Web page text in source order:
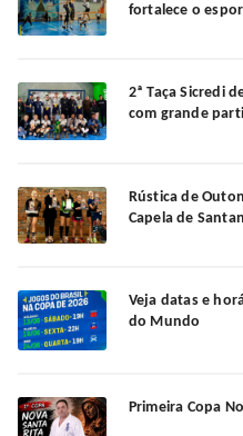
fortalece o
2ª Taça Sicredi
com grande
Rústica de
Capela de
Veja datas e
do Mundo
Primeira Copa